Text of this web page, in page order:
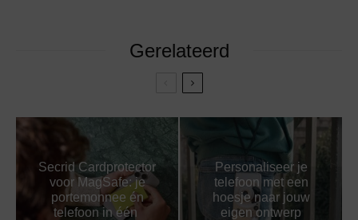
Gerelateerd
Secrid Cardprotector
voor MagSafe: je
portemonnee én
telefoon in één
Personaliseer je
telefoon met een
hoesje naar jouw
eigen ontwerp